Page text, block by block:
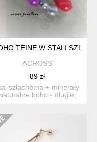
KOLCZYKI BOHO -
TEINE W STALI
ACROSS
89 zł
szlachetna + minerały
naturalne boho - długie,